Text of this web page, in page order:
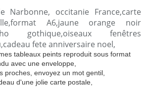
Narbonne, occitanie France,carte
A6,jaune orange noir
gothique,oiseaux fenêtres
fete anniversaire noel,
tableaux peints reproduit sous format
avec une enveloppe,
proches, envoyez un mot gentil,
d'une jolie carte postale,